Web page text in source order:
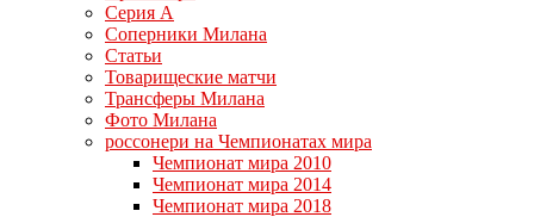
Серия А
Соперники Милана
Статьи
Товарищеские матчи
Трансферы Милана
Фото Милана
россонери на Чемпионатах мира
Чемпионат мира 2010
Чемпионат мира 2014
Чемпионат мира 2018